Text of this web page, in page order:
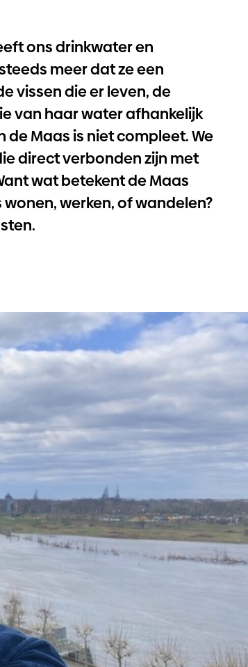
ons drinkwater en
meer dat ze een
vissen die er leven, de
van haar water afhankelijk
Maas is niet compleet. We
direct verbonden zijn met
wat betekent de Maas
werken, of wandelen?